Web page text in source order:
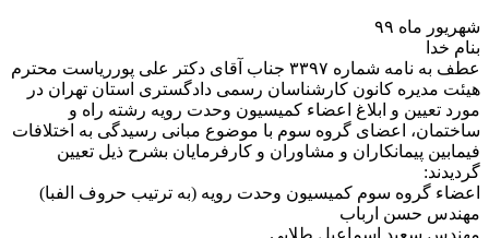
شهریور ماه ۹۹
بنام خدا
عطف به نامه شماره ۳۳۹۷ جناب آقای دکتر علی پورریاست محترم
هیئت مدیره کانون کارشناسان رسمی دادگستری استان تهران در
مورد تعیین و ابلاغ اعضاء کمیسیون وحدت رویه رشته راه و
ساختمان، اعضای گروه سوم با موضوع مبانی رسیدگی به اختلافات
فیمابین پیمانکاران و مشاوران و کارفرمایان بشرح ذیل تعیین
گردیدند:
اعضاء گروه سوم کمیسیون وحدت رویه (به ترتیب حروف الفبا)
مهندس حسن ارباب
مهندس سعید اسماعیل طلایی